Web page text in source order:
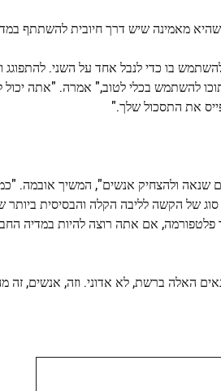
מאמינה שיש דרך חיובית להשתתף
בו כדי לנבל אחד על השני. להתפוגג
להשתמש בכלי לטוב," אמרה. "אתה
את התסכול שלך."
שנאה ולהצחיק אנשים", המשיך אובמה.
סוג של הקשה לליבה הקלה והבסיסית
פלטפורמה, אם אתה רוצה להיות במדיה
האלה ברשת, לא אדוני. וזה, אנשים, זה